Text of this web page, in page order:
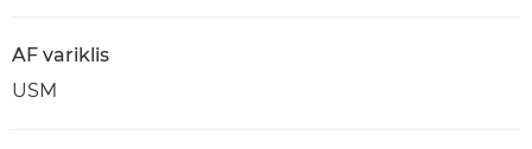
AF variklis
USM